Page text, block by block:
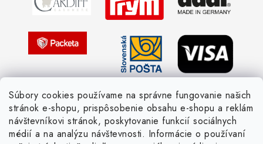
Súbory cookies používame na správne fungovanie našich
stránok e-shopu, prispôsobenie obsahu e-shopu a reklám
návštevníkovi stránok, poskytovanie funkcií sociálnych
médií a na analýzu návštevnosti. Informácie o používaní
Žiadosť dotknutej osoby
Pletený slovník anglicky-česky
Pletený slovník česky-anglicky